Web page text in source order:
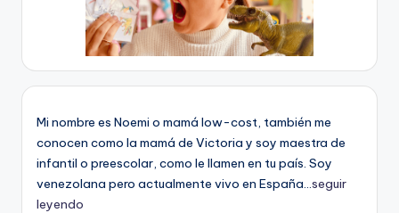
Mi nombre es Noemi o mamá low-cost, también me
conocen como la mamá de Victoria y soy maestra de
infantil o preescolar, como le llamen en tu país. Soy
venezolana pero actualmente vivo en España...seguir
leyendo